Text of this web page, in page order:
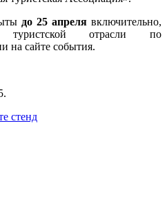
до 25 апреля включительно,
туристской отрасли по
на сайте события.
.
стенд